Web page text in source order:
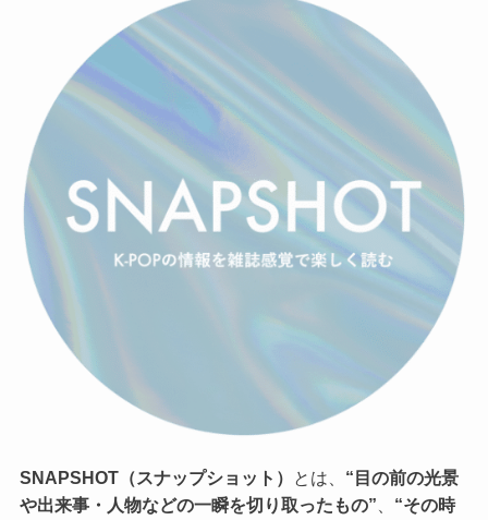
SNAPSHOT（スナップショット） とは、 “目の前の光景
や出来事・人物などの一瞬を切り取ったもの”
“その時